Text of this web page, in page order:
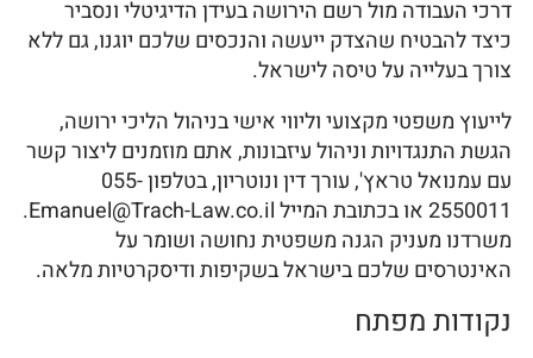
דרכי העבודה מול רשם הירושה בעידן הדיגיטלי ונסביר
כיצד להבטיח שהצדק ייעשה והנכסים שלכם יוגנו, גם ללא
צורך בעלייה על טיסה לישראל.
לייעוץ משפטי מקצועי וליווי אישי בניהול הליכי ירושה,
הגשת התנגדויות וניהול עיזבונות, אתם מוזמנים ליצור קשר
עם עמנואל טראץ', עורך דין ונוטריון, בטלפון 055-
2550011 או בכתובת המייל Emanuel@Trach-Law.co.il.
משרדנו מעניק הגנה משפטית נחושה ושומר על
האינטרסים שלכם בישראל בשקיפות ודיסקרטיות מלאה.
נקודות מפתח